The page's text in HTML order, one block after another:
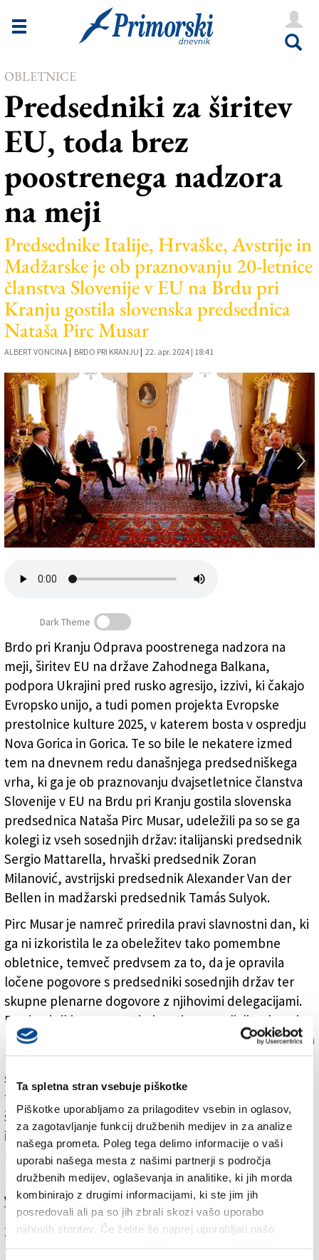
Ta spletna stran vsebuje piškotke
Piškotke uporabljamo za prilagoditev vsebin in oglasov,
za zagotavljanje funkcij družbenih medijev in za analize
našega prometa. Poleg tega delimo informacije o vaši
uporabi našega mesta z našimi partnerji s področja
družbenih medijev, oglaševanja in analitike, ki jih morda
kombinirajo z drugimi informacijami, ki ste jim jih
posredovali ali pa so jih zbrali skozi vašo uporabo
njihovih storitev. Če želite še naprej uporabljati našo
Novice
Goriška
Kultura
Šport
Še
Vreme
Uredništvo
Oglasi
Založnik
Naročnine
OBLETNICE
Predsedniki za širitev
EU, toda brez
poostrenega nadzora
na meji
Predsednike Italije, Hrvaške, Avstrije in
Madžarske je ob praznovanju 20-letnice
članstva Slovenije v EU na Brdu pri
Kranju gostila slovenska predsednica
Nataša Pirc Musar
ALBERT VONCINA | BRDO PRI KRANJU | 22. apr. 2024 | 18:41
Z leve predsedniki Zoran Milanović, Sergio Mattarella,
Nataša Pirc Musar, Alexander Van der Bellen in Tamás
Sulyok (STA)
Dark Theme
Brdo pri Kranju Odprava poostrenega nadzora na
meji, širitev EU na države Zahodnega Balkana,
podpora Ukrajini pred rusko agresijo, izzivi, ki čakajo
Evropsko unijo, a tudi pomen projekta Evropske
prestolnice kulture 2025, v katerem bosta v ospredju
Nova Gorica in Gorica. Te so bile le nekatere izmed
tem na dnevnem redu današnjega predsedniškega
vrha, ki ga je ob praznovanju dvajsetletnice članstva
Slovenije v EU na Brdu pri Kranju gostila slovenska
predsednica Nataša Pirc Musar, udeležili pa so se ga
kolegi iz vseh sosednjih držav: italijanski predsednik
Sergio Mattarella, hrvaški predsednik Zoran
Milanović, avstrijski predsednik Alexander Van der
Bellen in madžarski predsednik Tamás Sulyok.
Pirc Musar je namreč priredila pravi slavnostni dan, ki
ga ni izkoristila le za obeležitev tako pomembne
obletnice, temveč predvsem za to, da je opravila
ločene pogovore s predsedniki sosednjih držav ter
skupne plenarne dogovore z njihovimi delegacijami.
Predsedniki so za zaprtimi vrati razpravljali o skupaj
prehojeni poti v evropski družini ter o aktualnih izzivih
EU, s katerimi se unija spopada tudi v luči
spremenjenih geopolitičnih razmer v svetu, začenši s
tistimi v Ukrajini in Gazi. Posebno poglavje je bila
širitev Evropske unije na države Zahodnega Balkana
in tudi na t. i. države »vzhodnega tria« – Ukrajino,
Moldavijo in Gruzijo, predsedniki pa niso mogli niti
mimo vprašanja mej.
Več v jutrišnjem (torkovem) Primorskem dnevniku.
Za branje in pisanje komentarjevje potrebna prijava